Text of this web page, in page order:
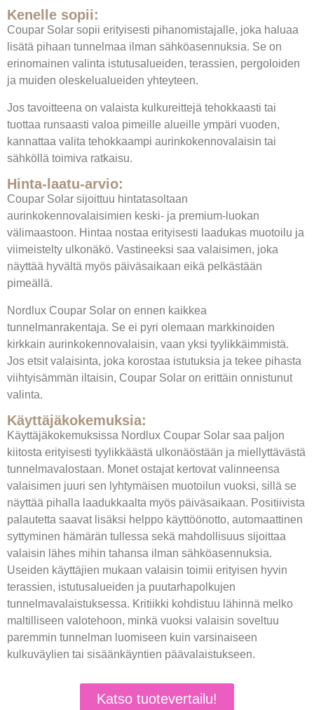
Kenelle sopii:
Coupar Solar sopii erityisesti pihanomistajalle, joka haluaa
lisätä pihaan tunnelmaa ilman sähköasennuksia. Se on
erinomainen valinta istutusalueiden, terassien, pergoloiden
ja muiden oleskelualueiden yhteyteen.
Jos tavoitteena on valaista kulkureittejä tehokkaasti tai
tuottaa runsaasti valoa pimeille alueille ympäri vuoden,
kannattaa valita tehokkaampi aurinkokennovalaisin tai
sähköllä toimiva ratkaisu.
Hinta-laatu-arvio:
Coupar Solar sijoittuu hintatasoltaan
aurinkokennovalaisimien keski- ja premium-luokan
välimaastoon. Hintaa nostaa erityisesti laadukas muotoilu ja
viimeistelty ulkonäkö. Vastineeksi saa valaisimen, joka
näyttää hyvältä myös päiväsaikaan eikä pelkästään
pimeällä.
Nordlux Coupar Solar on ennen kaikkea
tunnelmanrakentaja. Se ei pyri olemaan markkinoiden
kirkkain aurinkokennovalaisin, vaan yksi tyylikkäimmistä.
Jos etsit valaisinta, joka korostaa istutuksia ja tekee pihasta
viihtyisämmän iltaisin, Coupar Solar on erittäin onnistunut
valinta.
Käyttäjäkokemuksia:
Käyttäjäkokemuksissa Nordlux Coupar Solar saa paljon
kiitosta erityisesti tyylikkäästä ulkonäöstään ja miellyttävästä
tunnelmavalostaan. Monet ostajat kertovat valinneensa
valaisimen juuri sen lyhtymäisen muotoilun vuoksi, sillä se
näyttää pihalla laadukkaalta myös päiväsaikaan. Positiivista
palautetta saavat lisäksi helppo käyttöönotto, automaattinen
syttyminen hämärän tullessa sekä mahdollisuus sijoittaa
valaisin lähes mihin tahansa ilman sähköasennuksia.
Useiden käyttäjien mukaan valaisin toimii erityisen hyvin
terassien, istutusalueiden ja puutarhapolkujen
tunnelmavalaistuksessa. Kritiikki kohdistuu lähinnä melko
maltilliseen valotehoon, minkä vuoksi valaisin soveltuu
paremmin tunnelman luomiseen kuin varsinaiseen
kulkuväylien tai sisäänkäyntien päävalaistukseen.
Katso tuotevertailu!